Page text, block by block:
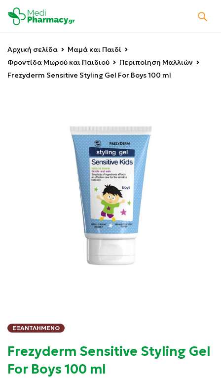
Αρχική σελίδα
Μαμά και Παιδί
Φροντίδα Μωρού και Παιδιού
Περιποίηση Μαλλιών
Frezyderm Sensitive Styling Gel For Boys 100 ml
ΕΞΑΝΤΛΗΜΈΝΟ
Frezyderm Sensitive Styling Gel
For Boys 100 ml